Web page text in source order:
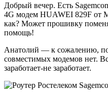
Добрый вечер. Есть
4G модем HUAWEI 829F
как? Может прошивку
помощь!
Анатолий — к сожалению,
совместимых модемов нет.
заработает-не заработает.